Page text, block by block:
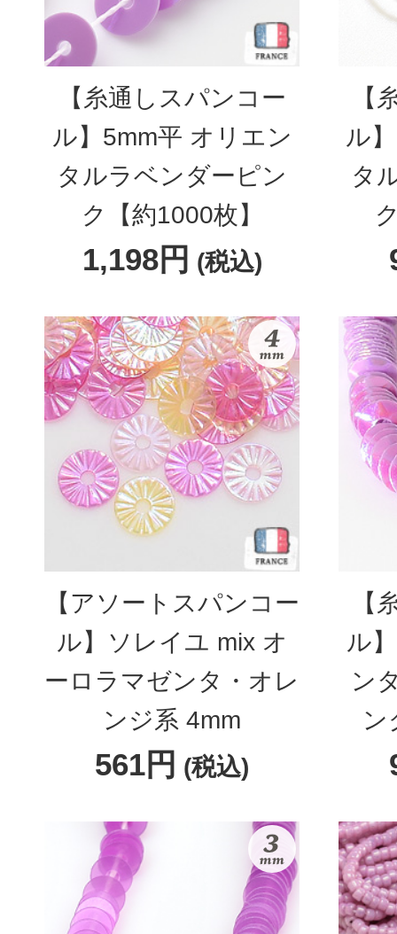
【糸通しスパンコー
ル】5mm平 オリエン
タルラベンダーピン
ク【約1000枚】
1,198円 (税込)
【
ル
タ
【アソートスパンコー
ル】ソレイユ mix オ
ーロラマゼンタ・オレ
ンジ系 4mm
561円 (税込)
【
ル
ン
ン